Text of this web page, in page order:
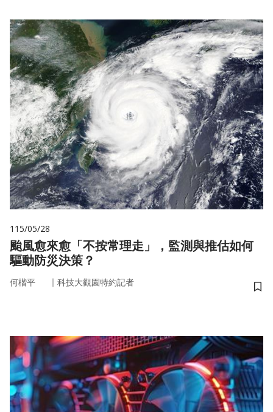
115/05/28
颱風愈來愈「不按常理走」，監測與推估如何
驅動防災決策？
何楷平 ｜ 科技大觀園特約記者
儲